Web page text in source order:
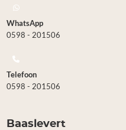
WhatsApp
0598 - 201506
Telefoon
0598 - 201506
Baaslevert